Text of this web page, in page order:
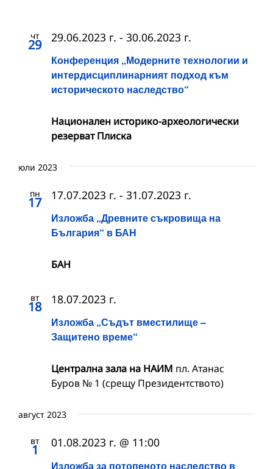
чт
29
Конференция „Модерните технологии и
интердисциплинарният подход към
историческото наследство“
29.06.2023 г. - 30.06.2023 г.
Национален историко-археологически
резерват Плиска
юли 2023
пн
17
Изложба „Древните съкровища на
България“ в БАН
17.07.2023 г. - 31.07.2023 г.
БАН
вт
18
Изложба „Съдът вместилище –
Защитено време“
18.07.2023 г.
Централна зала на НАИМ пл. Атанас
Буров № 1 (срещу Президентството)
август 2023
вт
1
Изложба за потопеното наследство в
01.08.2023 г. @ 11:00